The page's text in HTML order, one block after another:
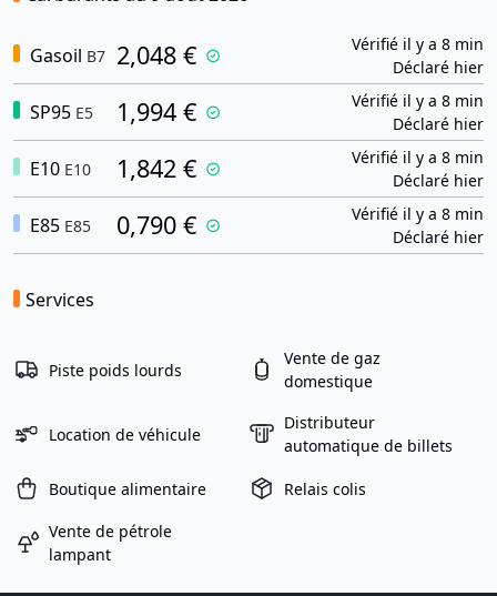
Gasoil B7 2,048 €
Vérifié il y a 8 min
Déclaré hier
SP95 E5 1,994 €
Vérifié il y a 8 min
Déclaré hier
E10 E10 1,842 €
Vérifié il y a 8 min
Déclaré hier
E85 E85 0,790 €
Vérifié il y a 8 min
Déclaré hier
Services
Piste poids lourds
Vente de gaz
domestique
Location de véhicule
Distributeur
automatique de billets
Boutique alimentaire Relais colis
Vente de pétrole
lampant